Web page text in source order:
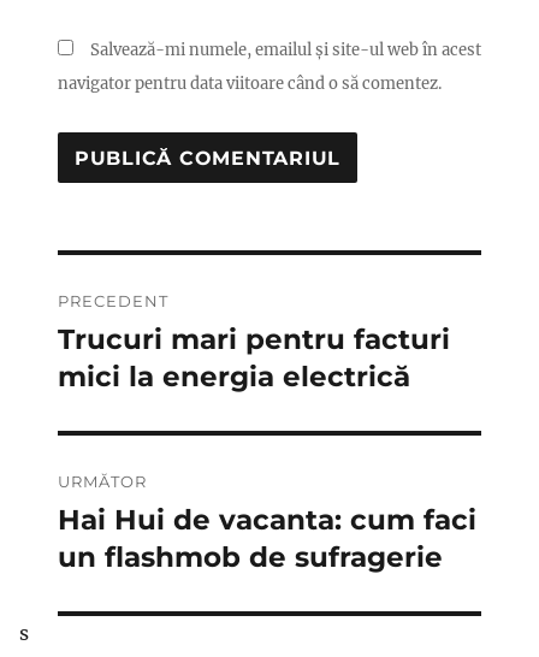
Salvează-mi numele, emailul și site-ul web în acest
navigator pentru data viitoare când o să comentez.
în
articole
PRECEDENT
Articolul
anterior:
Trucuri mari pentru facturi
mici la energia electrică
URMĂTOR
Articolul
următor:
Hai Hui de vacanta: cum faci
un flashmob de sufragerie
s